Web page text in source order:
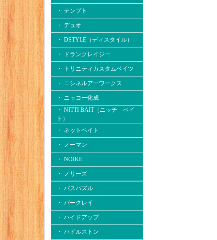
・ テンプト
・ デュオ
・ DSTYLE（ディスタイル）
・ ドランクレイジー
・ トリニティカスタムベイツ
・ ニシネルアーワークス
・ ニッコー化成
・ NITTI BAIT（ニッチ ベイ
ト）
・ ネットベイト
・ ノーマン
・ NOIKE
・ ノリーズ
・ バスパズル
・ バークレイ
・ ハイドアップ
・ ハドルストン